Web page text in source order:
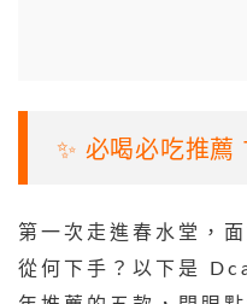
✨ 必喝必吃推薦
第一次走進春水堂，
從何下手？以下是